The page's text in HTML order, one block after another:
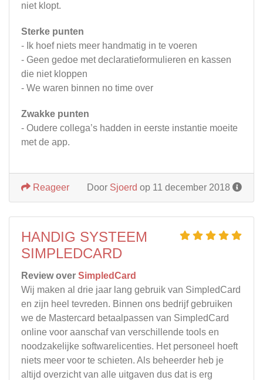
niet klopt.
Sterke punten
- Ik hoef niets meer handmatig in te voeren
- Geen gedoe met declaratieformulieren en kassen
die niet kloppen
- We waren binnen no time over
Zwakke punten
- Oudere collega’s hadden in eerste instantie moeite
met de app.
Door Sjoerd op 11 december 2018
Reageer
HANDIG SYSTEEM
SIMPLEDCARD
Review over SimpledCard
Wij maken al drie jaar lang gebruik van SimpledCard
en zijn heel tevreden. Binnen ons bedrijf gebruiken
we de Mastercard betaalpassen van SimpledCard
online voor aanschaf van verschillende tools en
noodzakelijke softwarelicenties. Het personeel hoeft
niets meer voor te schieten. Als beheerder heb je
altijd overzicht van alle uitgaven dus dat is erg